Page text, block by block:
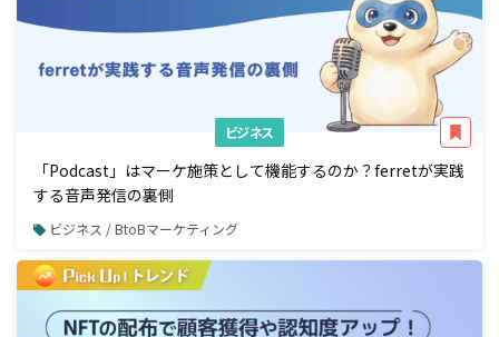
ビジネス
「Podcast」はマーケ施策として機能するのか？ferretが実践
する音声発信の裏側
ビジネス / BtoBマーケティング